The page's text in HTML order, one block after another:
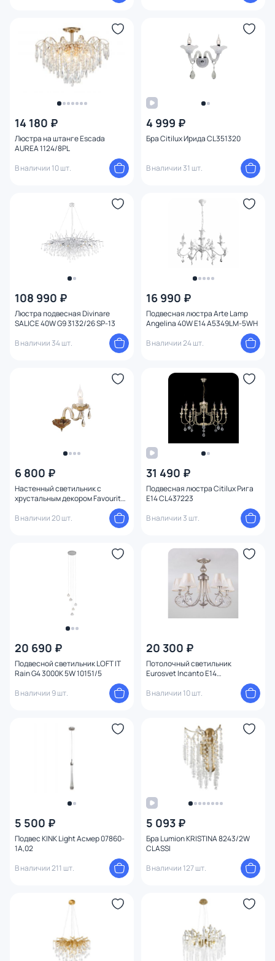
14 180 ₽
Люстра на штанге Escada
AUREA 1124/8PL
В наличии 10 шт.
4 999 ₽
Бра Citilux Ирида CL351320
В наличии 31 шт.
108 990 ₽
Люстра подвесная Divinare
SALICE 40W G9 3132/26 SP-13
В наличии 34 шт.
16 990 ₽
Подвесная люстра Arte Lamp
Angelina 40W E14 A5349LM-5WH
В наличии 24 шт.
6 800 ₽
Настенный светильник с
хрустальным декором Favourite
В наличии 20 шт.
31 490 ₽
Подвесная люстра Citilux Рига
E14 CL437223
В наличии 3 шт.
20 690 ₽
Подвесной светильник LOFT IT
Rain G4 3000K 5W 10151/5
В наличии 9 шт.
20 300 ₽
Потолочный светильник
Eurosvet Incanto E14
В наличии 10 шт.
5 500 ₽
Подвес KINK Light Асмер 07860-
1A,02
В наличии 211 шт.
5 093 ₽
Бра Lumion KRISTINA 8243/2W
CLASSI
В наличии 127 шт.